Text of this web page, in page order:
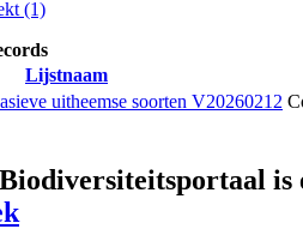
(1)
Lijstnaam
uitheemse soorten V20260212
is